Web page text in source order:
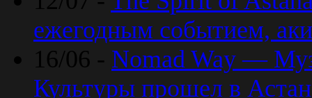
ежегодным событием,
16/06 - Nomad Way —
Культуры прошел в